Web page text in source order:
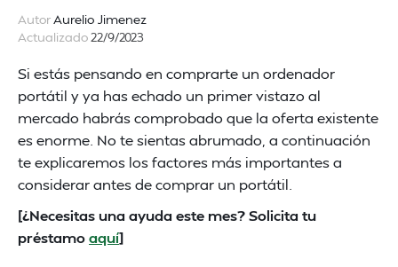
AutorAurelio Jimenez
Actualizado22/9/2023
Si estás pensando en comprarte un ordenador
portátil y ya has echado un primer vistazo al
mercado habrás comprobado que la oferta existente
es enorme. No te sientas abrumado, a continuación
te explicaremos los factores más importantes a
considerar antes de comprar un portátil.
[¿Necesitas una ayuda este mes? Solicita tu
préstamoaquí]